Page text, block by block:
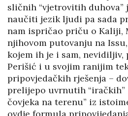
sličnih “vjetrovitih duhova”
naučiti jezik ljudi pa sada
nam ispričao priču o Kaliji,
njihovom putovanju na
kojem ih je i sam, nevidiljiv,
Perišić i u svojim ranijim
pripovjedačkih rješenja –
prelijepo uvrnutih “iračkih”
čovjeka na terenu” iz